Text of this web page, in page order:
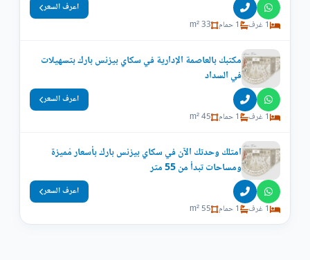
1 غرف 1 حمام 33 m²
اعرف السعر
مكتبك بالعاصمة الإدارية في سكاي بيزنس بارك بتسهيلات
في السداد
1 غرف 1 حمام 45 m²
اعرف السعر
امتلك وحدتك الآن في سكاي بيزنس بارك بأسعار مُميزة
ومساحات تبدأ من 55 متر
1 غرف 1 حمام 55 m²
اعرف السعر